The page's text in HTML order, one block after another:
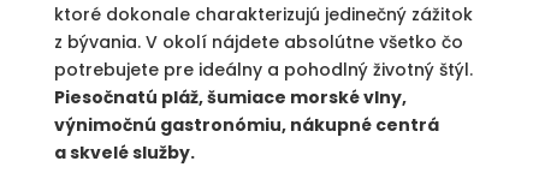
ktoré dokonale charakterizujú jedinečný zážitok
z bývania. V okolí nájdete absolútne všetko čo
potrebujete pre ideálny a pohodlný životný štýl.
Piesočnatú pláž, šumiace morské vlny,
výnimočnú gastronómiu, nákupné centrá
a skvelé služby.